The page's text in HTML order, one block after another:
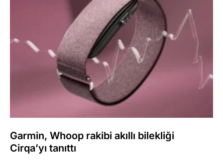
Garmin, Whoop rakibi akıllı bilekliği
Cirqa’yı tanıttı